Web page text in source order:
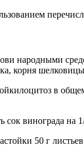
народными
корня
в
винограда на
50 г